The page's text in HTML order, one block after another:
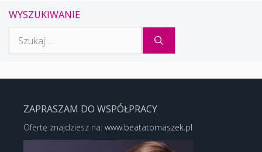
WYSZUKIWANIE
ZAPRASZAM DO WSPÓŁPRACY
Ofertę znajdziesz na: www.beatatomaszek.pl